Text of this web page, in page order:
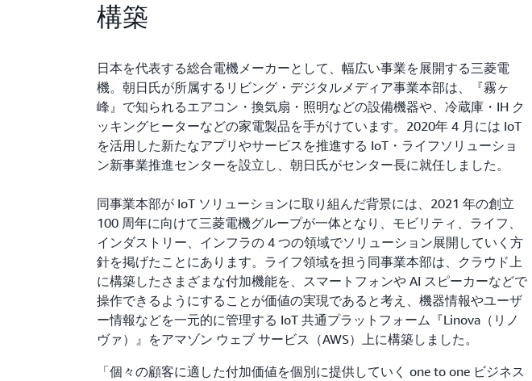
構築
日本を代表する総合電機メーカーとして、幅広い事業を展開する三菱電
機。朝日氏が所属するリビング・デジタルメディア事業本部は、『霧ヶ
峰』で知られるエアコン・換気扇・照明などの設備機器や、冷蔵庫・IH ク
ッキングヒーターなどの家電製品を手がけています。2020年 4 月には IoT
を活用した新たなアプリやサービスを推進する IoT・ライフソリューショ
ン新事業推進センターを設立し、朝日氏がセンター長に就任しました。
同事業本部が IoT ソリューションに取り組んだ背景には、2021 年の創立
100 周年に向けて三菱電機グループが一体となり、モビリティ、ライフ、
インダストリー、インフラの 4 つの領域でソリューション展開していく方
針を掲げたことにあります。ライフ領域を担う同事業本部は、クラウド上
に構築したさまざまな付加機能を、スマートフォンや AI スピーカーなどで
操作できるようにすることが価値の実現であると考え、機器情報やユーザ
ー情報などを一元的に管理する IoT 共通プラットフォーム『Linova（リノ
ヴァ）』をアマゾン ウェブ サービス（AWS）上に構築しました。
「個々の顧客に適した付加価値を個別に提供していく one to one ビジネス